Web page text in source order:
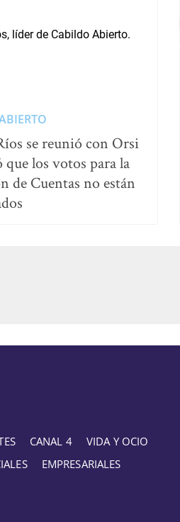
se reunió con Orsi
que los votos para la
de Cuentas no están
CANAL 4
VIDA Y OCIO
EMPRESARIALES